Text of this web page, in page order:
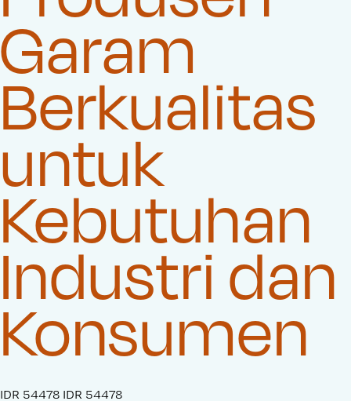
Garam
Berkualitas
untuk
Kebutuhan
Industri dan
Konsumen
S
IDR 54478 O
IDR 54478